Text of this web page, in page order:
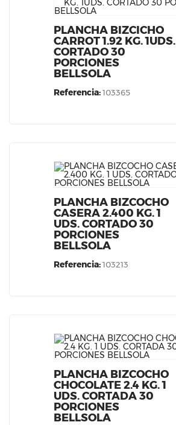
PLANCHA BIZCICHO
CARROT 1.92 KG. 1UDS.
CORTADO 30
PORCIONES
BELLSOLA
Referencia:103365
PLANCHA BIZCOCHO
CASERA 2.400 KG. 1
UDS. CORTADO 30
PORCIONES
BELLSOLA
Referencia:103213
PLANCHA BIZCOCHO
CHOCOLATE 2.4 KG. 1
UDS. CORTADA 30
PORCIONES
BELLSOLA